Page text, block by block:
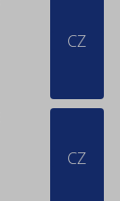
CZ
CZ